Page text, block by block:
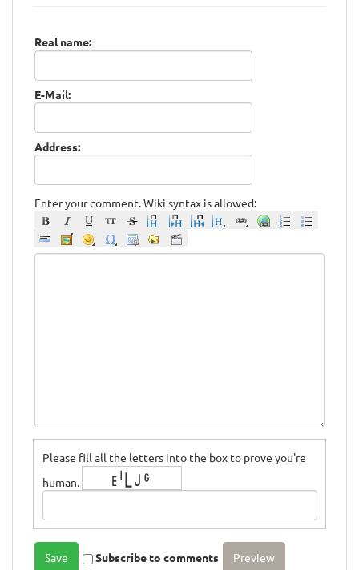
Real name:
E-Mail:
Address:
Enter your comment. Wiki syntax is allowed:
Please fill all the letters into the box to prove you're
human.
Subscribe to comments